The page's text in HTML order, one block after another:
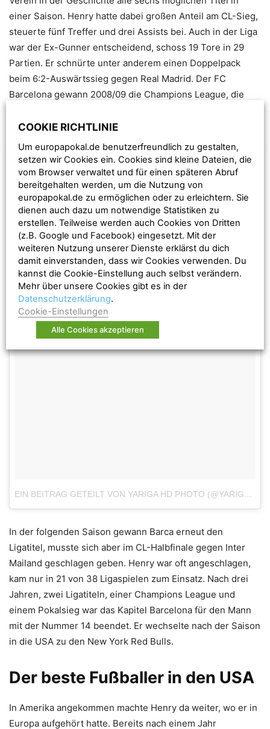
einer Saison. Henry hatte dabei großen Anteil am CL-Sieg,
steuerte fünf Treffer und drei Assists bei. Auch in der Liga
war der Ex-Gunner entscheidend, schoss 19 Tore in 29
Partien. Er schnürte unter anderem einen Doppelpack
beim 6:2-Auswärtssieg gegen Real Madrid. Der FC
Barcelona gewann 2008/09 die Champions League, die
UEFA-Supercup und den spanischen Supercup.
EIN BEITRAG GETEILT VON YARIGA HD PHOTO (@YARIGA.4DESZ)
In der folgenden Saison gewann Barca erneut den
Ligatitel, musste sich aber im CL-Halbfinale gegen Inter
Mailand geschlagen geben. Henry war oft angeschlagen,
kam nur in 21 von 38 Ligaspielen zum Einsatz. Nach drei
Jahren, zwei Ligatiteln, einer Champions League und
einem Pokalsieg war das Kapitel Barcelona für den Mann
mit der Nummer 14 beendet. Er wechselte nach der Saison
in die USA zu den New York Red Bulls.
Der beste Fußballer in den USA
In Amerika angekommen machte Henry da weiter, wo er in
Europa aufgehört hatte. Bereits nach einem Jahr
COOKIE RICHTLINIE
Um europapokal.de benutzerfreundlich zu gestalten,
setzen wir Cookies ein. Cookies sind kleine Dateien, die
vom Browser verwaltet und für einen späteren Abruf
bereitgehalten werden, um die Nutzung von
europapokal.de zu ermöglichen oder zu erleichtern. Sie
dienen auch dazu um notwendige Statistiken zu
erstellen. Teilweise werden auch Cookies von Dritten
(z.B. Google und Facebook) eingesetzt. Mit der
weiteren Nutzung unserer Dienste erklärst du dich
damit einverstanden, dass wir Cookies verwenden. Du
kannst die Cookie-Einstellung auch selbst verändern.
Mehr über unsere Cookies gibt es in der
Datenschutzerklärung.
Cookie-Einstellungen
Alle Cookies akzeptieren